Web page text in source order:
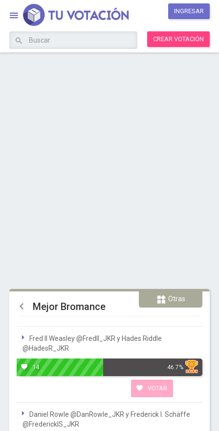
INGRESAR
CREAR VOTACIÓN
Otras
Mejor Bromance
Fred II Weasley @FredII_JKR y Hades Riddle
@HadesR_JKR
14 46.7%
VOTAR
Daniel Rowle @DanRowle_JKR y Frederick I. Schäffe
‏@FrederickIS_JKR